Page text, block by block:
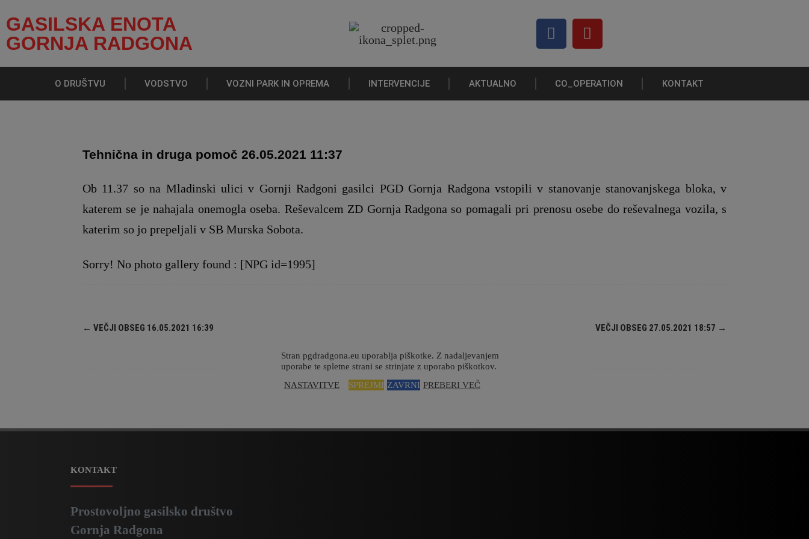
GASILSKA ENOTA
GORNJA RADGONA
O DRUŠTVU VODSTVO VOZNI PARK IN OPREMA INTERVENCIJE AKTUALNO CO_OPERATION KONTAKT
Tehnična in druga pomoč 26.05.2021 11:37
Ob 11.37 so na Mladinski ulici v Gornji Radgoni gasilci PGD Gornja Radgona vstopili v stanovanje stanovanjskega bloka, v
katerem se je nahajala onemogla oseba. Reševalcem ZD Gornja Radgona so pomagali pri prenosu osebe do reševalnega vozila, s
katerim so jo prepeljali v SB Murska Sobota.
Sorry! No photo gallery found : [NPG id=1995]
← VEČJI OBSEG 16.05.2021 16:39 VEČJI OBSEG 27.05.2021 18:57 →
KONTAKT
Prostovoljno gasilsko društvo
Gornja Radgona
Stran pgdradgona.eu uporablja piškotke. Z nadaljevanjem
uporabe te spletne strani se strinjate z uporabo piškotkov.
NASTAVITVE
SPREJMI ZAVRNI PREBERI VEČ